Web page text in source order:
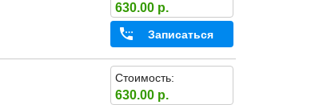
630.00 р.
Записаться
Стоимость:
630.00 р.